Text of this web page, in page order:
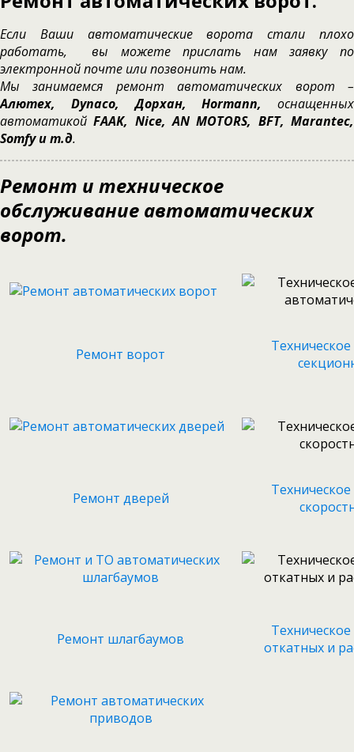
Если Ваши автоматические ворота стали плохо
работать, вы можете прислать нам заявку по
электронной почте или позвонить нам.
Мы занимаемся ремонт автоматических ворот –
Алютех, Dynaco, Дорхан, Hormann,
оснащенных
автоматикой FAAK, Nice, AN MOTORS, BFT, Marantec,
Somfy и т.д.
Ремонт и техническое
обслуживание автоматических
ворот.
Ремонт ворот
Ремонт дверей
Ремонт шлагбаумов
откатных и